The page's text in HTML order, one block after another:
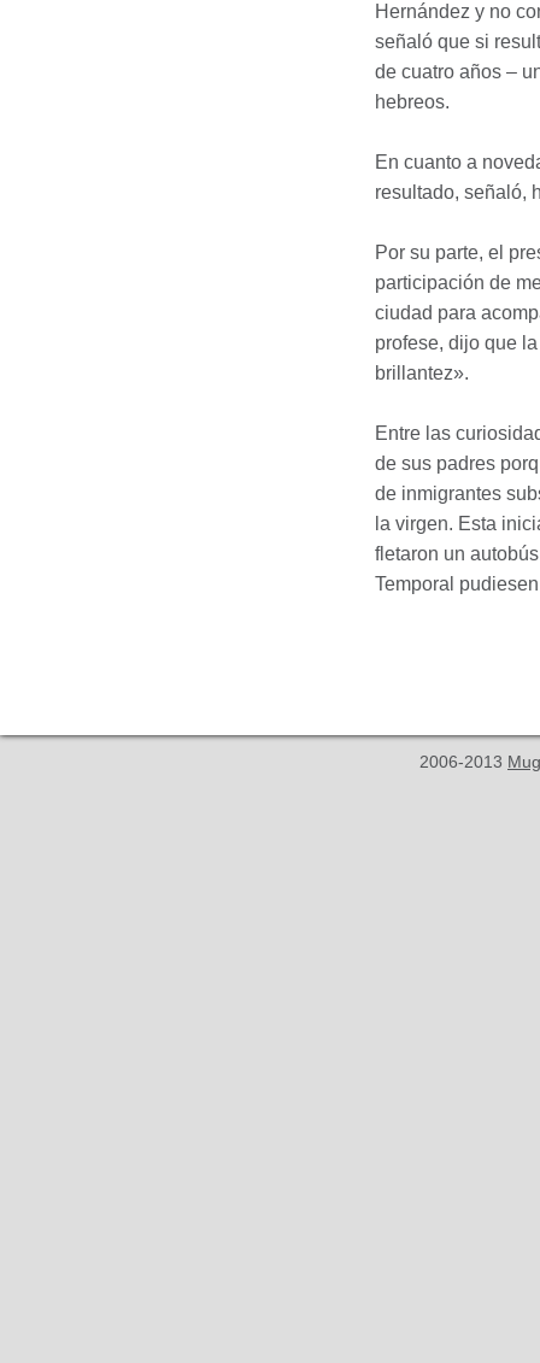
Hernández y no
señaló que si
de cuatro años –
hebreos.
En cuanto a
resultado, señaló,
Por su parte, el
participación de
ciudad para
profese, dijo que
brillantez».
Entre las
de sus padres
de inmigrantes
la virgen. Esta
fletaron un
Temporal
2006-2013